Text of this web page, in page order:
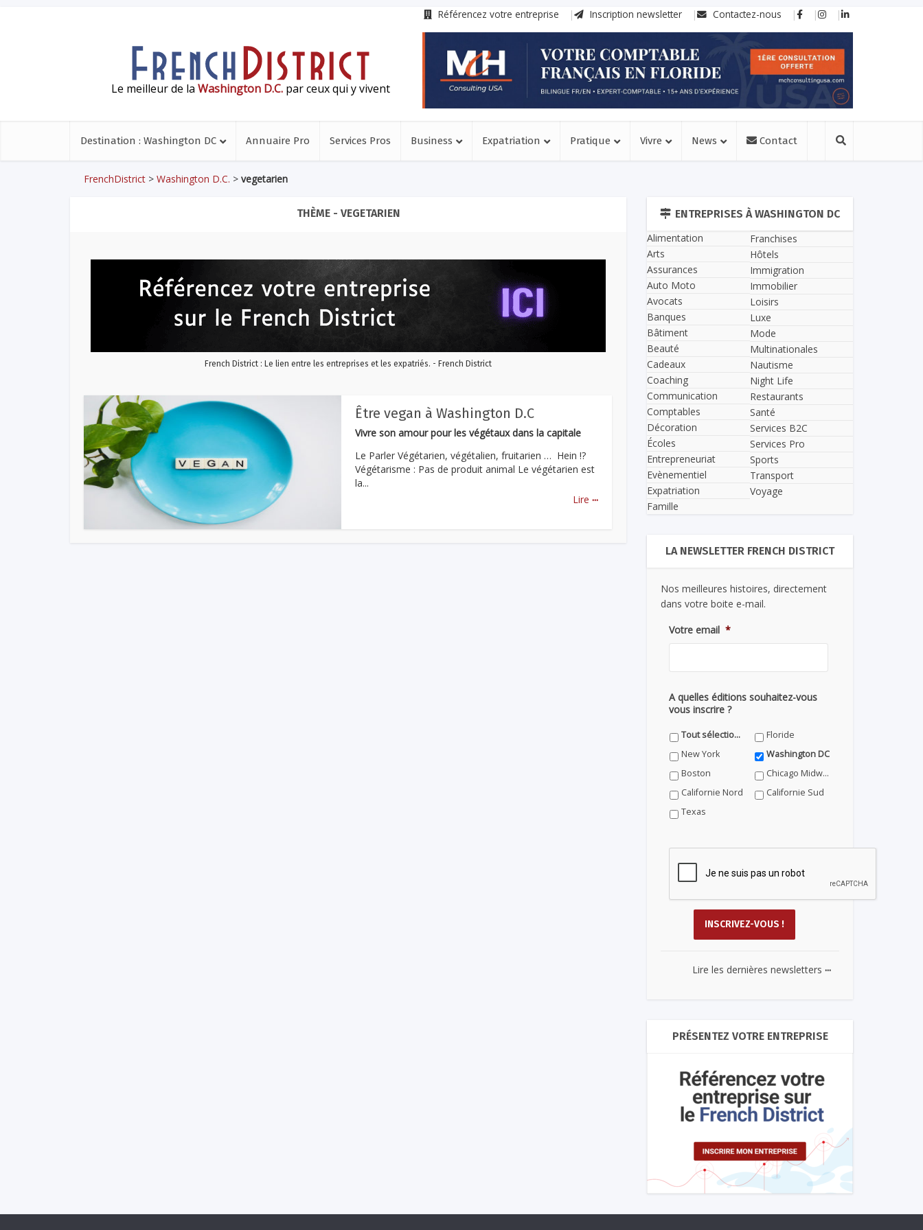
Référencez votre entreprise Inscription newsletter Contactez-nous
Le meilleur de la Washington D.C. par ceux qui y vivent
Destination : Washington DC Annuaire Pro Services Pros Business Expatriation Pratique Vivre News Contact
FrenchDistrict > Washington D.C. > vegetarien
THÈME - VEGETARIEN
French District : Le lien entre les entreprises et les expatriés. - French District
Être vegan à Washington D.C
Vivre son amour pour les végétaux dans la capitale
Le Parler Végétarien, végétalien, fruitarien … Hein !?
Végétarisme : Pas de produit animal Le végétarien est
la...
Lire ...
ENTREPRISES À WASHINGTON DC
Alimentation
Arts
Assurances
Auto Moto
Avocats
Banques
Bâtiment
Beauté
Cadeaux
Coaching
Communication
Comptables
Décoration
Écoles
Entrepreneuriat
Evènementiel
Expatriation
Famille
Franchises
Hôtels
Immigration
Immobilier
Loisirs
Luxe
Mode
Multinationales
Nautisme
Night Life
Restaurants
Santé
Services B2C
Services Pro
Sports
Transport
Voyage
LA NEWSLETTER FRENCH DISTRICT
Nos meilleures histoires, directement
dans votre boite e-mail.
Votre email *
A quelles éditions souhaitez-vous
vous inscrire ?
Tout sélectionner
Floride
New York
Washington DC
Boston
Chicago Midwest
Californie Nord
Californie Sud
Texas
Lire les dernières newsletters ...
PRÉSENTEZ VOTRE ENTREPRISE